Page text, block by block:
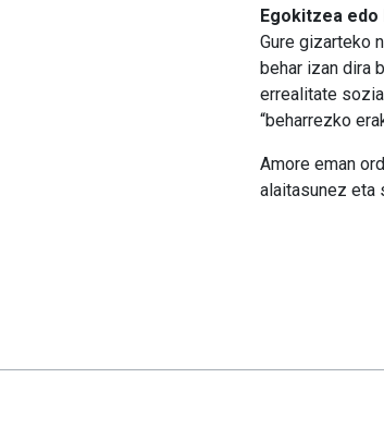
Egokitzea
Gure gizarteko
behar izan dira
errealitate
“beharrezko
Amore eman
alaitasunez eta